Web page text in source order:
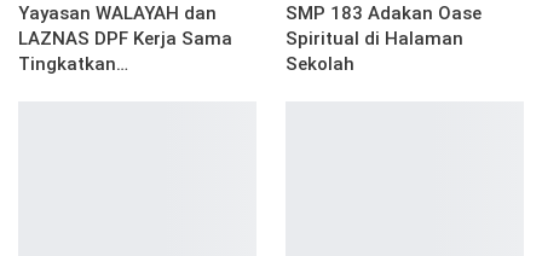
Yayasan WALAYAH dan
LAZNAS DPF Kerja Sama
Tingkatkan…
SMP 183 Adakan Oase
Spiritual di Halaman
Sekolah